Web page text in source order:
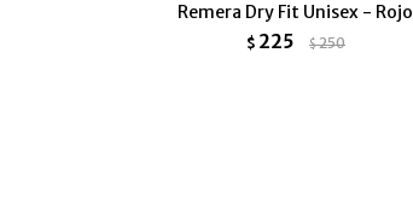
Remera Dry Fit Unisex - Rojo
$ 225 $250